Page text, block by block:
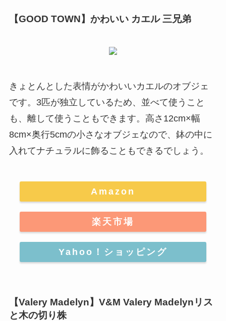
【GOOD TOWN】かわいい カエル 三兄弟
きょとんとした表情がかわいいカエルのオブジェ
です。3匹が独立しているため、 並べて使うこと
も、離して使うこともできます。高さ12cm×幅
8cm×奥行5cmの小さなオブジェなので、鉢の中に
入れてナチュラルに飾ることもできるでしょう。
Amazon
楽天市場
Yahoo！ショッピング
【Valery Madelyn】V&M Valery Madelynリス
と木の切り株